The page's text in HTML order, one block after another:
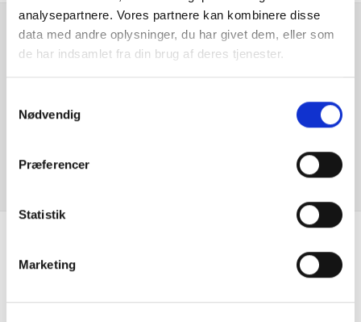
analysepartnere. Vores partnere kan kombinere disse
data med andre oplysninger, du har givet dem, eller som
de har indsamlet fra din brug af deres tjenester.
Nødvendig
Præferencer
Statistik
Marketing
Stofindtræk
Udvendig temperaturmåler
Er du interesseret i
denne bil?